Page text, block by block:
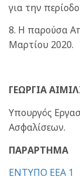
για την
8. Η παρούσα
Μαρτίου 2020.
ΓΕΩΡΓΙΑ
Υπουργός
Ασφαλίσεων.
ΠΑΡΑΡΤΗΜΑ
ΕΝΤΥΠΟ ΕΕΑ 1